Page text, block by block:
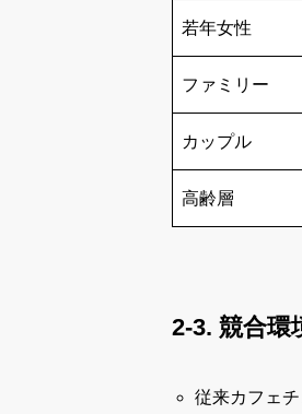
若年女性
ファミリー
カップル
高齢層
2-3. 競合環
従来カフェ